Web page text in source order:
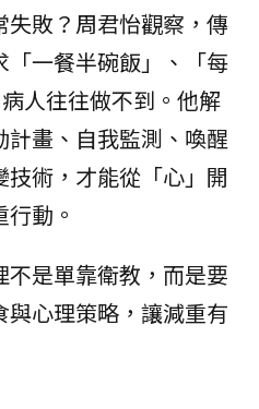
敗？周君怡觀察，傳
一餐半碗飯」、「每
人往往做不到。他解
畫、自我監測、喚醒
術，才能從「心」開
動。
是單靠衛教，而是要
心理策略，讓減重有